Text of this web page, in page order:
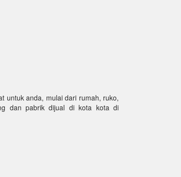
untuk anda, mulai dari rumah, ruko,
dan pabrik dijual di kota kota di